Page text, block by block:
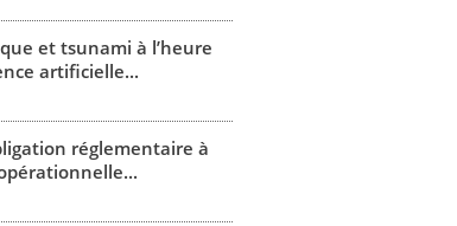
et tsunami à l’heure
artificielle...
réglementaire à